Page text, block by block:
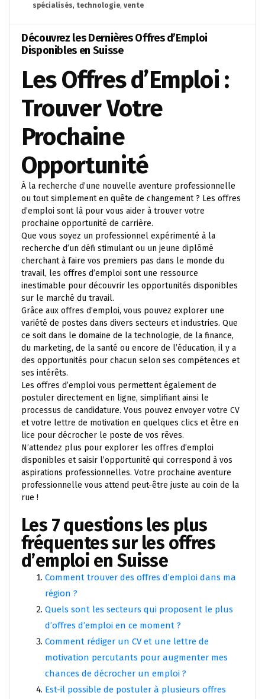
spécialisés, technologie, vente
Découvrez les Dernières Offres d’Emploi
Disponibles en Suisse
Les Offres d’Emploi :
Trouver Votre
Prochaine
Opportunité
À la recherche d’une nouvelle aventure professionnelle
ou tout simplement en quête de changement ? Les offres
d’emploi sont là pour vous aider à trouver votre
prochaine opportunité de carrière.
Que vous soyez un professionnel expérimenté à la
recherche d’un défi stimulant ou un jeune diplômé
cherchant à faire vos premiers pas dans le monde du
travail, les offres d’emploi sont une ressource
inestimable pour découvrir les opportunités disponibles
sur le marché du travail.
Grâce aux offres d’emploi, vous pouvez explorer une
variété de postes dans divers secteurs et industries. Que
ce soit dans le domaine de la technologie, de la finance,
du marketing, de la santé ou encore de l’éducation, il y a
des opportunités pour chacun selon ses compétences et
ses intérêts.
Les offres d’emploi vous permettent également de
postuler directement en ligne, simplifiant ainsi le
processus de candidature. Vous pouvez envoyer votre CV
et votre lettre de motivation en quelques clics et être en
lice pour décrocher le poste de vos rêves.
N’attendez plus pour explorer les offres d’emploi
disponibles et saisir l’opportunité qui correspond à vos
aspirations professionnelles. Votre prochaine aventure
professionnelle vous attend peut-être juste au coin de la
rue !
Les 7 questions les plus
fréquentes sur les offres
d’emploi en Suisse
Comment trouver des offres d’emploi dans ma
région ?
Quels sont les secteurs qui proposent le plus
d’offres d’emploi en ce moment ?
Comment rédiger un CV et une lettre de
motivation percutants pour augmenter mes
chances de décrocher un emploi ?
Est-il possible de postuler à plusieurs offres